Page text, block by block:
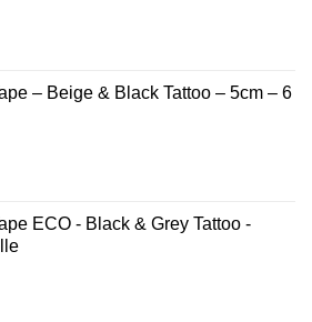
– Beige & Black Tattoo – 5cm – 6
ECO - Black & Grey Tattoo -